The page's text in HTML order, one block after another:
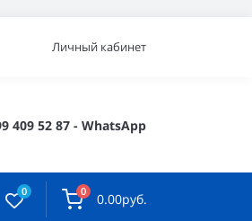
Личный кабинет
409 52 87 - WhatsApp
0 0 0.00руб.